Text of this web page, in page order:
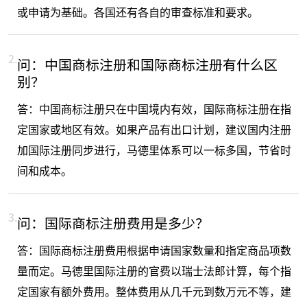
或申请为基础。各国还有各自的审查标准和要求。
2.问：中国商标注册和国际商标注册有什么区
别？
答：中国商标注册只在中国境内有效，国际商标注册在指
定国家或地区有效。如果产品有出口计划，建议国内注册
加国际注册同步进行，马德里体系可以一标多国，节省时
间和成本。
3.问：国际商标注册费用是多少？
答：国际商标注册费用根据申请国家数量和指定商品项数
量而定。马德里国际注册的官费以瑞士法郎计算，每个指
定国家有额外费用。整体费用从几千元到数万元不等，建